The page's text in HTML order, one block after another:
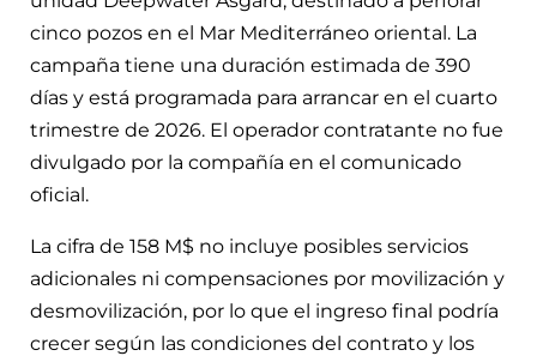
cinco pozos en el Mar Mediterráneo oriental. La
campaña tiene una duración estimada de 390
días y está programada para arrancar en el cuarto
trimestre de 2026. El operador contratante no fue
divulgado por la compañía en el comunicado
oficial.
La cifra de 158 M$ no incluye posibles servicios
adicionales ni compensaciones por movilización y
desmovilización, por lo que el ingreso final podría
crecer según las condiciones del contrato y los